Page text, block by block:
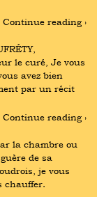
Continue reading ›
le curé, Je vous
avez bien
par un récit
Continue reading ›
la chambre ou
de sa
je vous
chauffer.